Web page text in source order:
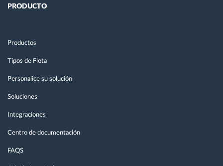
Calculadora de ahorro
PRODUCTO
Productos
Tipos de Flota
Personalice su solución
Soluciones
Integraciones
Centro de documentación
FAQS